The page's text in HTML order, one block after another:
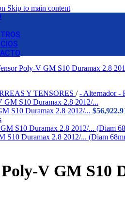
Skip to main content
Y TENSORES / - Alternador -
S10 Duramax 2.8 2012/... $
S10 Duramax 2.8 2012/... (Diam
V GM S10
S10 Duramax 2.8 2012/... cantidad